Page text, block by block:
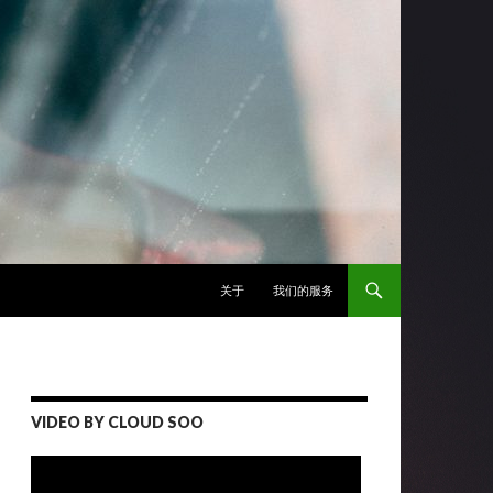
关于
我们的服务
VIDEO BY CLOUD SOO